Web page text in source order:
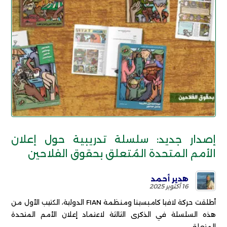
إصدار جديد: سلسلة تدريبية حول إعلان
الأمم المتحدة المُتعلق بحقوق الفلاحين
هدير أحمد
16 أكتوبر 2025
أطلقت حركة لافيا كامبسينا ومنظمة FIAN الدولية، الكتيب الأول من
هذه السلسلة في الذكرى الثالثة لاعتماد إعلان الأمم المتحدة